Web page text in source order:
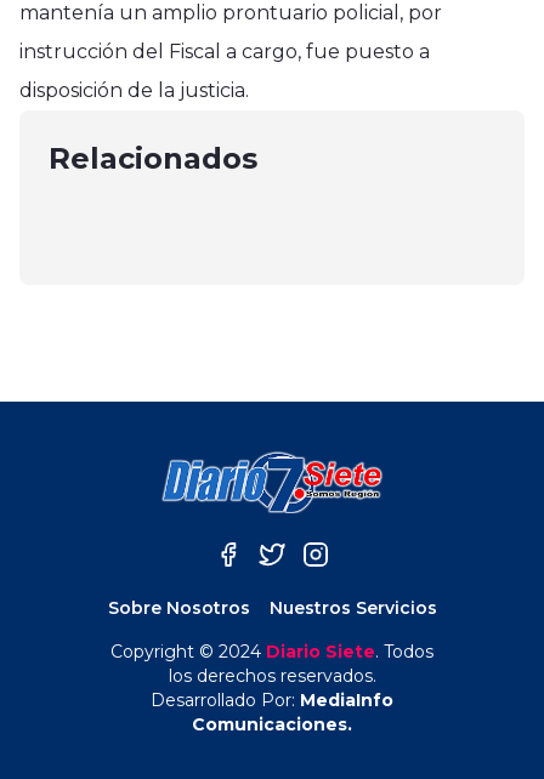
mantenía un amplio prontuario policial, por
instrucción del Fiscal a cargo, fue puesto a
disposición de la justicia.
Relacionados
Rauco
Alcalde Enrique Olivares junto a la
Seremi de Educación firmaron un
emergencia en la Escuela Los
mayo 8, 2024
Región del Maule
Hospital de San Javier realizó
menor
Urbanas y Rurales del Maule visita
Sobre Nosotros
Nuestros Servicios
Copyright © 2024 Diario Siete. Todos
los derechos reservados.
Desarrollado Por: MediaInfo
Comunicaciones.